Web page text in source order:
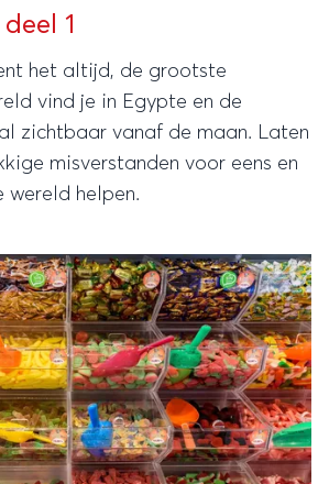
1
het altijd, de grootste
vind je in Egypte en de
zichtbaar vanaf de maan. Laten
misverstanden voor eens en
helpen.